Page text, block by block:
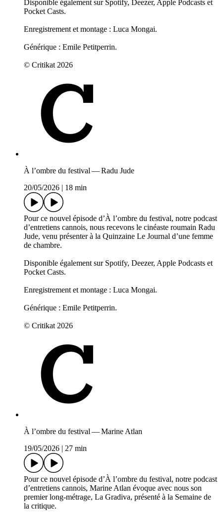
Disponible également sur Spotify, Deezer, Apple Podcasts et
Pocket Casts.
Enregistrement et montage : Luca Mongai.
Générique : Emile Petitperrin.
© Critikat 2026
À l’ombre du festival — Radu Jude
20/05/2026
18 min
Pour ce nouvel épisode d’À l’ombre du festival, notre podcast
d’entretiens cannois, nous recevons le cinéaste roumain Radu
Jude, venu présenter à la Quinzaine Le Journal d’une femme
de chambre.
Disponible également sur Spotify, Deezer, Apple Podcasts et
Pocket Casts.
Enregistrement et montage : Luca Mongai.
Générique : Emile Petitperrin.
© Critikat 2026
À l’ombre du festival — Marine Atlan
19/05/2026
27 min
Pour ce nouvel épisode d’À l’ombre du festival, notre podcast
d’entretiens cannois, Marine Atlan évoque avec nous son
premier long-métrage, La Gradiva, présenté à la Semaine de
la critique.